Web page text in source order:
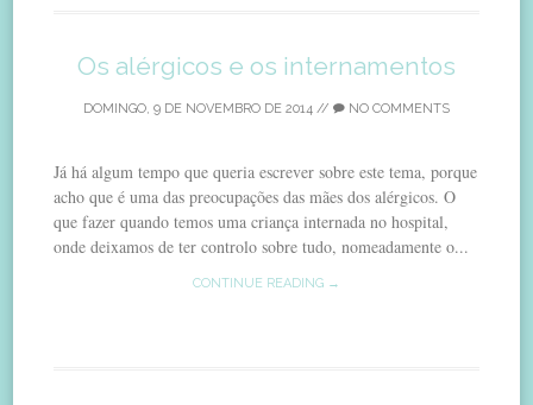
Os alérgicos e os internamentos
DOMINGO, 9 DE NOVEMBRO DE 2014 // NO COMMENTS
Já há algum tempo que queria escrever sobre este tema, porque
acho que é uma das preocupações das mães dos alérgicos. O
que fazer quando temos uma criança internada no hospital,
onde deixamos de ter controlo sobre tudo, nomeadamente o...
CONTINUE READING →